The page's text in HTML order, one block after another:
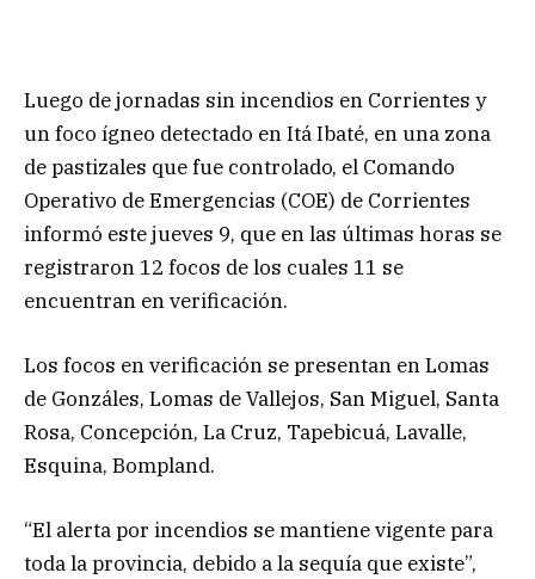
Luego de jornadas sin incendios en Corrientes y
un foco ígneo detectado en Itá Ibaté, en una zona
de pastizales que fue controlado, el Comando
Operativo de Emergencias (COE) de Corrientes
informó este jueves 9, que en las últimas horas se
registraron 12 focos de los cuales 11 se
encuentran en verificación.
Los focos en verificación se presentan en Lomas
de Gonzáles, Lomas de Vallejos, San Miguel, Santa
Rosa, Concepción, La Cruz, Tapebicuá, Lavalle,
Esquina, Bompland.
“El alerta por incendios se mantiene vigente para
toda la provincia, debido a la sequía que existe”,